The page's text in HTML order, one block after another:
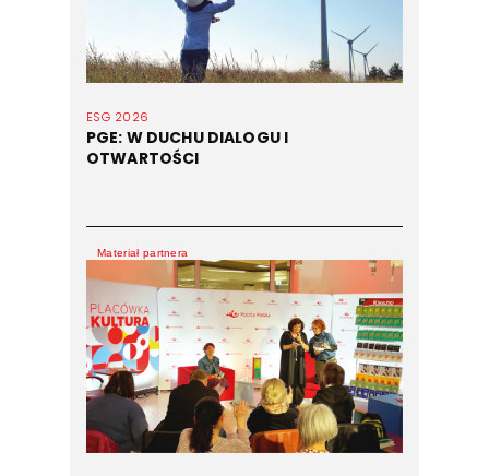
ESG 2026
PGE: W DUCHU DIALOGU I
OTWARTOŚCI
Materiał partnera